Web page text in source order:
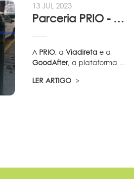
13 JUL 2023
Parceria PRIO - Viadireta - Goodafter...
A PRIO, aViadireta e a
GoodAfter, a plataforma ...
LER ARTIGO